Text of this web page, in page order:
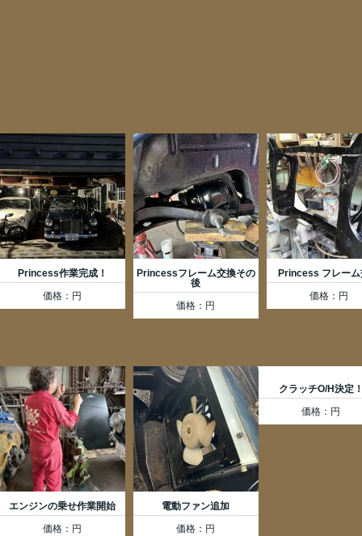
Princess作業完成！
価格：円
Princessフレーム交換その
後
価格：円
Princess フレー
価格：円
エンジンの乗せ作業開始
価格：円
電動ファン追加
価格：円
クラッチO/H決定
価格：円